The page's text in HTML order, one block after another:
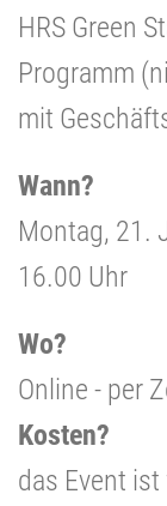
HRS Green
Programm
mit
Wann?
Montag, 21.
16.00 Uhr
Wo?
Online - per
Kosten?
das Event